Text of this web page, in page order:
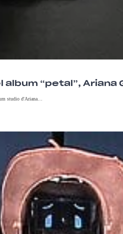
album “petal”,
studio d'Ariana…